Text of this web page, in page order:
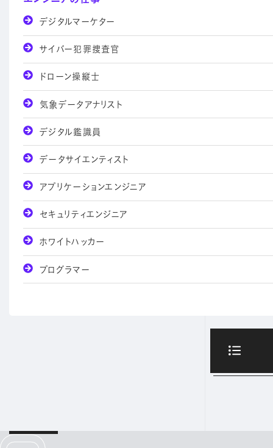
デジタルマーケター
サイバー犯罪捜査官
ドローン操縦士
気象データアナリスト
デジタル鑑識員
データサイエンティスト
アプリケーションエンジニア
セキュリティエンジニア
ホワイトハッカー
プログラマー